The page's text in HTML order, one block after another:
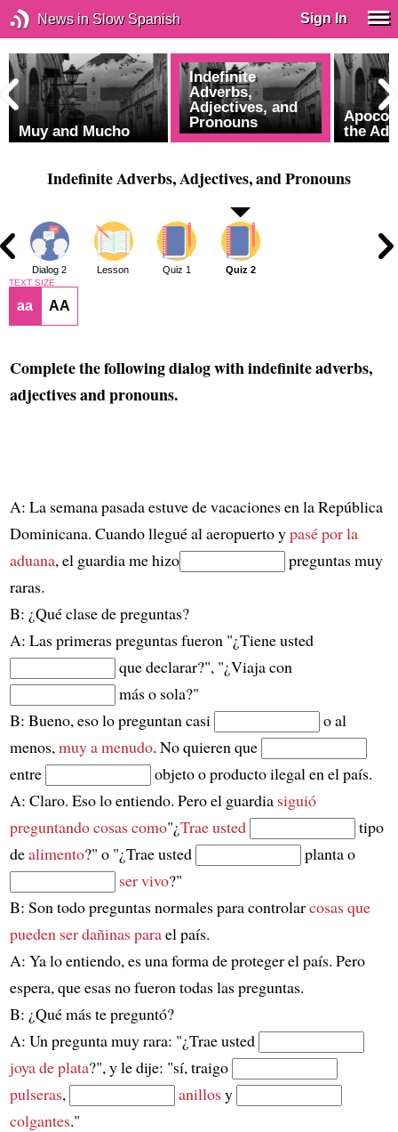
News in Slow Spanish Sign In
Muy and Mucho
Indefinite
Adverbs,
Adjectives, and
Pronouns
the
Indefinite Adverbs, Adjectives, and Pronouns
Dialog 2 Lesson Quiz 1 Quiz 2
TEXT SIZE
aa AA
Complete the following dialog with indefinite adverbs,
adjectives and pronouns.
A: La semana pasada estuve de vacaciones en la República
Dominicana. Cuando llegué al aeropuerto ypasé por la
aduana, el guardia me hizo
preguntas muy
raras.
B: ¿Qué clase de preguntas?
A: Las primeras preguntas fueron "¿Tiene usted
que declarar?", "¿Viaja con
más o sola?"
B: Bueno, eso lo preguntan casi
o al
menos, muy a menudo. No quieren que
entre
objeto o producto ilegal en el país.
A: Claro. Eso lo entiendo. Pero el guardia siguió
preguntando cosas como"¿Trae usted
tipo
dealimento?" o "¿Trae usted
planta o
ser vivo?"
B: Son todo preguntas normales para controlarcosas que
pueden ser dañinas parael país.
A: Ya lo entiendo, es una forma de proteger el país. Pero
espera, que esas no fueron todas las preguntas.
B: ¿Qué más te preguntó?
A: Un pregunta muy rara: "¿Trae usted
joya de plata?", y le dije: "sí, traigo
pulseras, anillosy
colgantes."